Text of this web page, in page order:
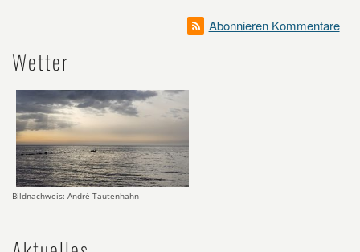
Abonnieren Kommentare
Wetter
Bildnachweis: André Tautenhahn